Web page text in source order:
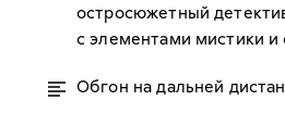
остросюжетный
с элементами мистики и
Обгон на дальней